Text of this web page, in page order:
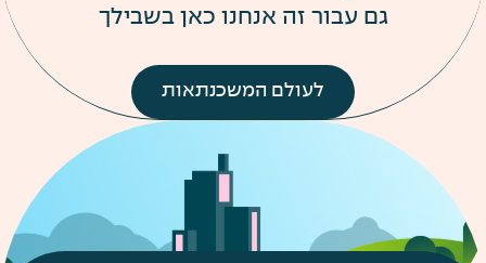
גם עבור זה אנחנו כאן בשבילך
לעולם המשכנתאות